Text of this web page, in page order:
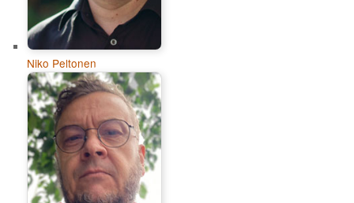
Niko Peltonen